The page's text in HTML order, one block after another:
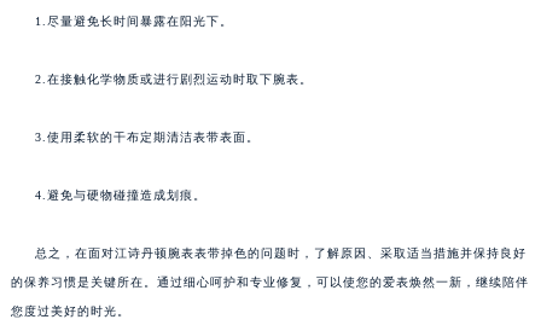
1.尽量避免长时间暴露在阳光下。
2.在接触化学物质或进行剧烈运动时取下腕表。
3.使用柔软的干布定期清洁表带表面。
4.避免与硬物碰撞造成划痕。
总之，在面对江诗丹顿腕表表带掉色的问题时，了解原因、采取适当措施并保持良好
的保养习惯是关键所在。通过细心呵护和专业修复，可以使您的爱表焕然一新，继续陪伴
您度过美好的时光。